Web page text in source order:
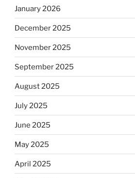
January 2026
December 2025
November 2025
September 2025
August 2025
July 2025
June 2025
May 2025
April 2025